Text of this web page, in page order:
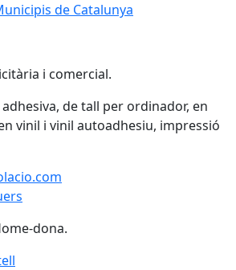
de Catalunya
i comercial.
adhesiva, de tall per ordinador, en
vinil i vinil autoadhesiu, impressió
dona.